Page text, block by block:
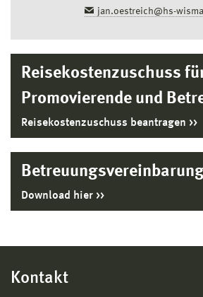
jan.oestreich@hs-
Reisekostenzuschuss
Promovierende und
Reisekostenzuschuss beantragen
Download hier
Kontakt